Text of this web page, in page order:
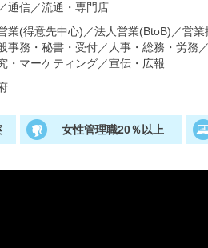
／通信／流通・専門店
業(得意先中心) ／法人営業(BtoB) ／営業
事務・秘書・受付／ 人事・総務・労務 ／
・マーケティング／宣伝・広報
女性管理職20％以上